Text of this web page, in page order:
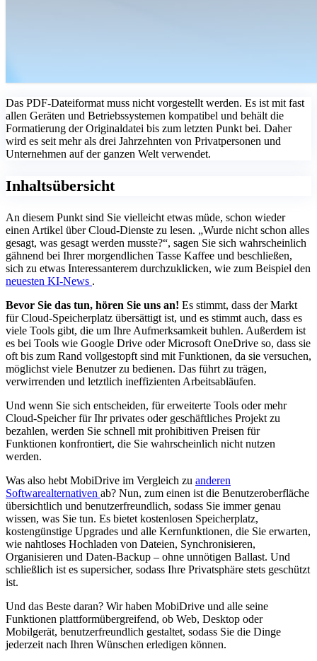
Das PDF-Dateiformat muss nicht vorgestellt werden. Es ist mit fast
allen Geräten und Betriebssystemen kompatibel und behält die
Formatierung der Originaldatei bis zum letzten Punkt bei. Daher
wird es seit mehr als drei Jahrzehnten von Privatpersonen und
Unternehmen auf der ganzen Welt verwendet.
Inhaltsübersicht
An diesem Punkt sind Sie vielleicht etwas müde, schon wieder
einen Artikel über Cloud-Dienste zu lesen. „Wurde nicht schon alles
gesagt, was gesagt werden musste?“, sagen Sie sich wahrscheinlich
gähnend bei Ihrer morgendlichen Tasse Kaffee und beschließen,
sich zu etwas Interessanterem durchzuklicken, wie zum Beispiel den
neuesten KI-News .
Bevor Sie das tun, hören Sie uns an! Es stimmt, dass der Markt
für Cloud-Speicherplatz übersättigt ist, und es stimmt auch, dass es
viele Tools gibt, die um Ihre Aufmerksamkeit buhlen. Außerdem ist
es bei Tools wie Google Drive oder Microsoft OneDrive so, dass sie
oft bis zum Rand vollgestopft sind mit Funktionen, da sie versuchen,
möglichst viele Benutzer zu bedienen. Das führt zu trägen,
verwirrenden und letztlich ineffizienten Arbeitsabläufen.
Und wenn Sie sich entscheiden, für erweiterte Tools oder mehr
Cloud-Speicher für Ihr privates oder geschäftliches Projekt zu
bezahlen, werden Sie schnell mit prohibitiven Preisen für
Funktionen konfrontiert, die Sie wahrscheinlich nicht nutzen
werden.
Was also hebt MobiDrive im Vergleich zu anderen
Softwarealternativen ab? Nun, zum einen ist die Benutzeroberfläche
übersichtlich und benutzerfreundlich, sodass Sie immer genau
wissen, was Sie tun. Es bietet kostenlosen Speicherplatz,
kostengünstige Upgrades und alle Kernfunktionen, die Sie erwarten,
wie nahtloses Hochladen von Dateien, Synchronisieren,
Organisieren und Daten-Backup – ohne unnötigen Ballast. Und
schließlich ist es supersicher, sodass Ihre Privatsphäre stets geschützt
ist.
Und das Beste daran? Wir haben MobiDrive und alle seine
Funktionen plattformübergreifend, ob Web, Desktop oder
Mobilgerät, benutzerfreundlich gestaltet, sodass Sie die Dinge
jederzeit nach Ihren Wünschen erledigen können.